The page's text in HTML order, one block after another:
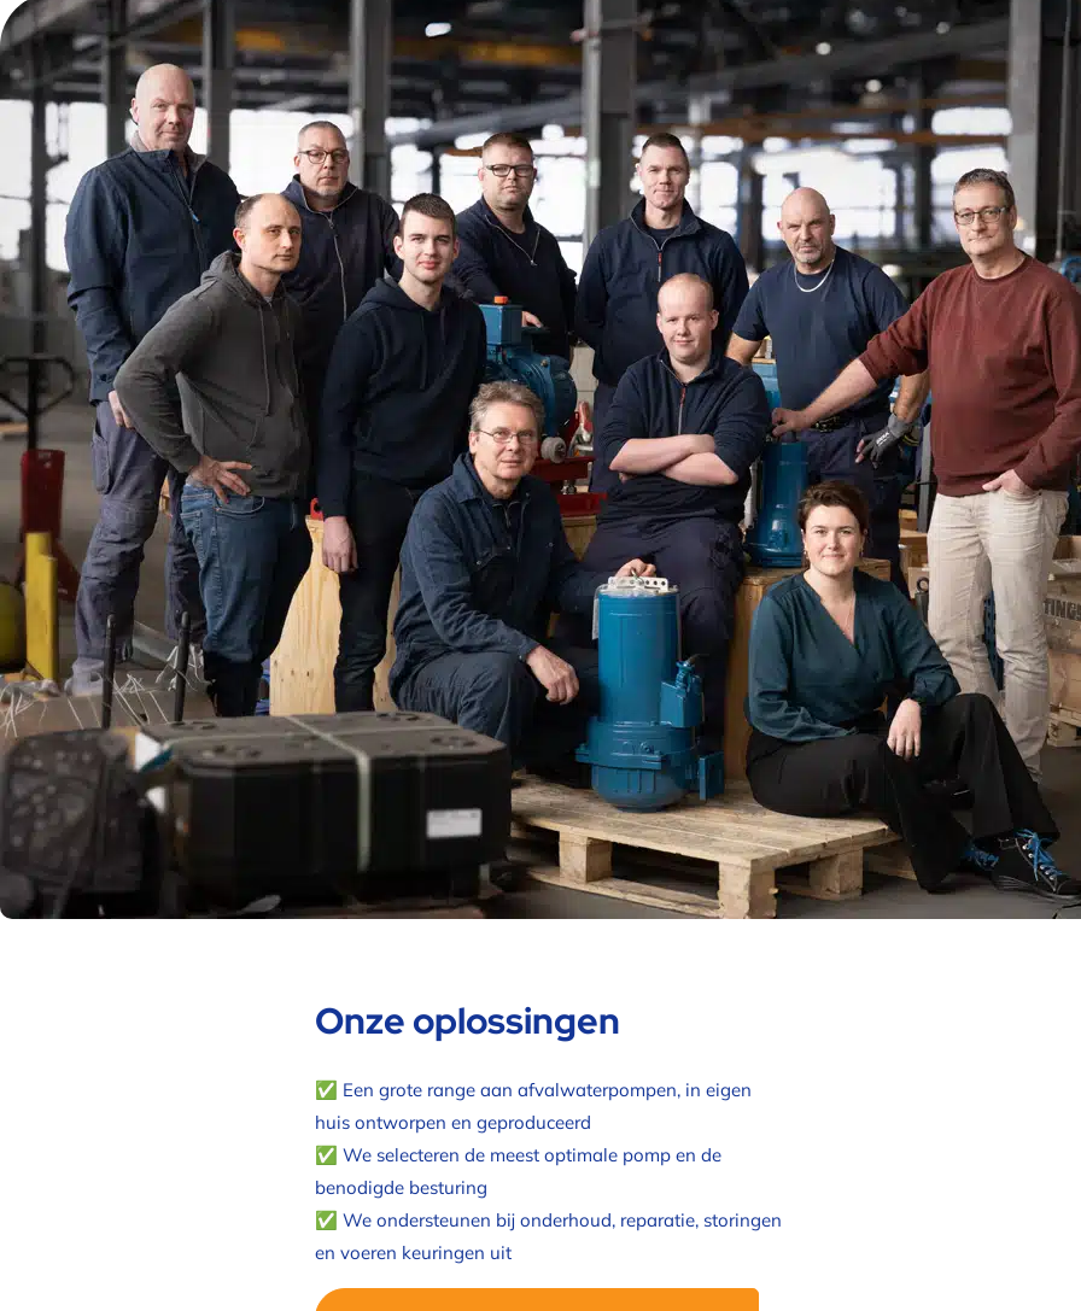
Onze oplossingen
✅ Een grote range aan afvalwaterpompen, in eigen
huis ontworpen en geproduceerd
✅ We selecteren de meest optimale pomp en de
benodigde besturing
✅ We ondersteunen bij onderhoud, reparatie, storingen
en voeren keuringen uit